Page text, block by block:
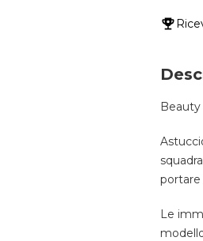
Beauty
portare
Le